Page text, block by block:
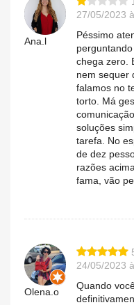
Ana.l
27/05/2023
Péssimo
chega zero.
nem sequer
falamos no
torto. Má
soluções
tarefa. No
de dez
razões
fama, vão
Olena.o
24/05/2023
Quando